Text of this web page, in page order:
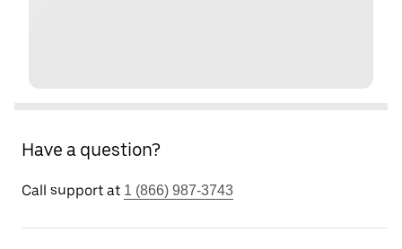
Have a question?
Call support at 1 (866) 987-3743